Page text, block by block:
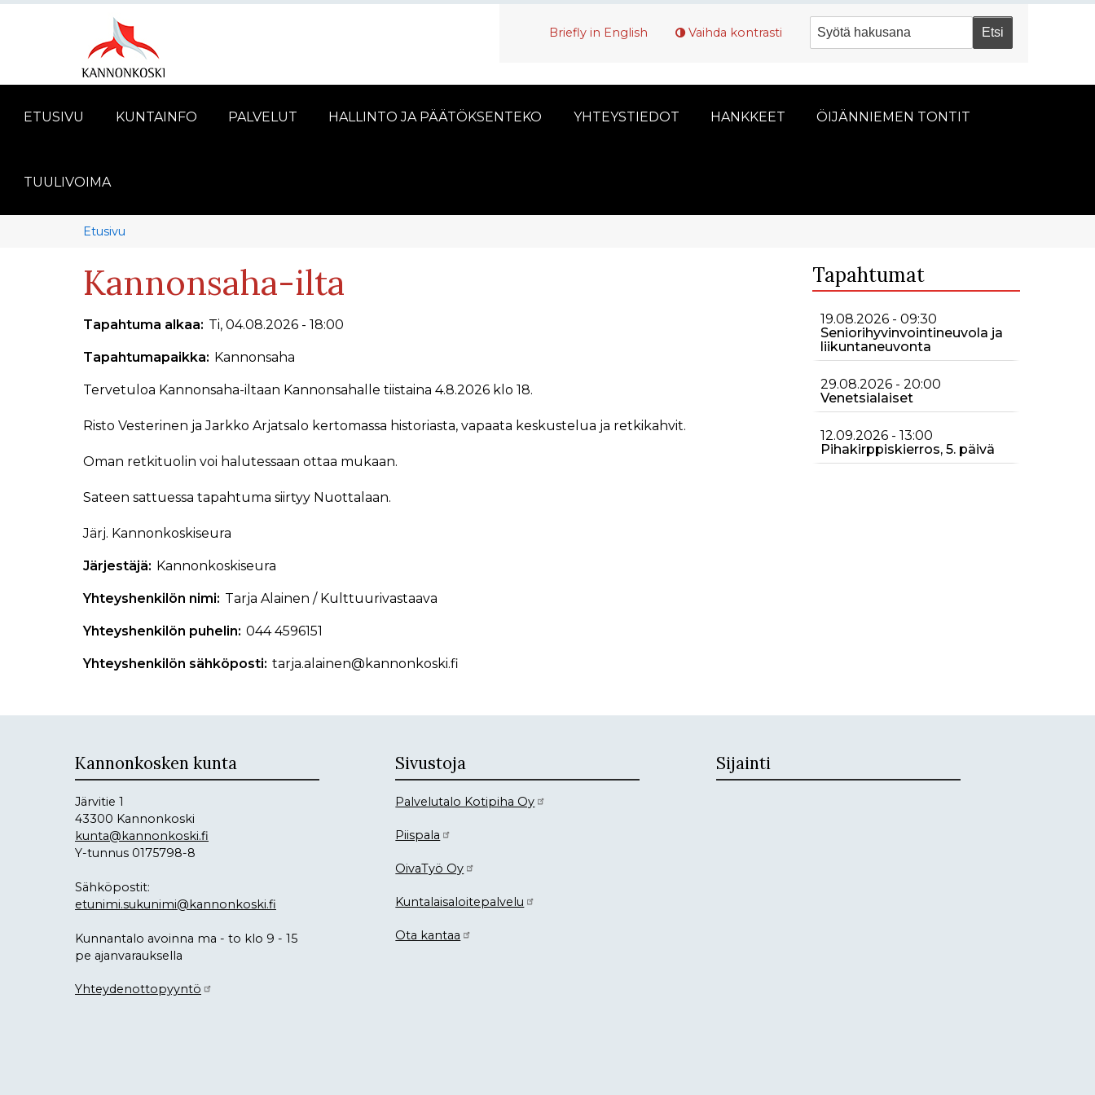
Briefly in English Vaihda kontrasti
ETUSIVU KUNTAINFO PALVELUT HALLINTO JA PÄÄTÖKSENTEKO YHTEYSTIEDOT HANKKEET ÖIJÄNNIEMEN TONTIT
TUULIVOIMA
Murupolku
You
here:
Etusivu
Kannonsaha-ilta
Tapahtuma alkaa Ti, 04.08.2026 - 18:00
Tapahtumapaikka Kannonsaha
Tervetuloa Kannonsaha-iltaan Kannonsahalle tiistaina 4.8.2026 klo 18.
Risto Vesterinen ja Jarkko Arjatsalo kertomassa historiasta, vapaata keskustelua ja retkikahvit.
Oman retkituolin voi halutessaan ottaa mukaan.
Sateen sattuessa tapahtuma siirtyy Nuottalaan.
Järj. Kannonkoskiseura
Järjestäjä Kannonkoskiseura
Yhteyshenkilön nimi Tarja Alainen / Kulttuurivastaava
Yhteyshenkilön puhelin 044 4596151
Yhteyshenkilön sähköposti tarja.alainen@kannonkoski.fi
Tapahtumat
19.08.2026 - 09:30
Seniorihyvinvointineuvola ja
liikuntaneuvonta
29.08.2026 - 20:00
Venetsialaiset
12.09.2026 - 13:00
Pihakirppiskierros, 5. päivä
Kannonkosken kunta
Järvitie 1
43300 Kannonkoski
kunta@kannonkoski.fi
Y-tunnus 0175798-8
Sähköpostit:
etunimi.sukunimi@kannonkoski.fi
Kunnantalo avoinna ma - to klo 9 - 15
pe ajanvarauksella
Yhteydenottopyyntö
Sivustoja
Palvelutalo Kotipiha Oy
Piispala
OivaTyö Oy
Kuntalaisaloitepalvelu
Ota kantaa
Sijainti